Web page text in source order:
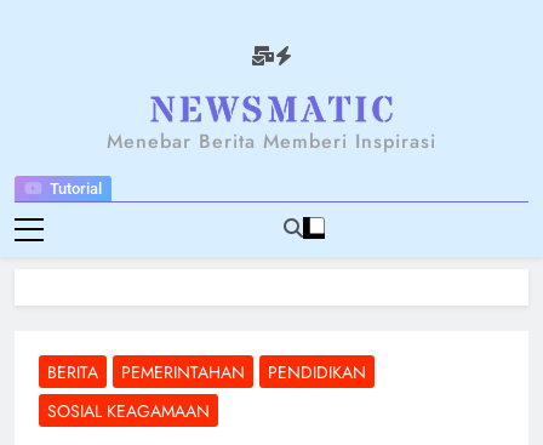
Tutorial
NEWSANTARA
Menebar Berita Memberi Inspirasi
BERITA PEMERINTAHAN
PENDIDIKAN
SOSIAL KEAGAMAAN